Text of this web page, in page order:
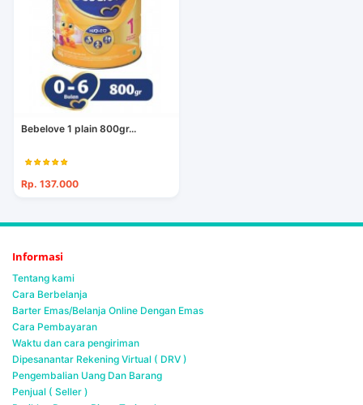
Bebelove 1 plain 800gr...
Rp. 137.000
Informasi
Tentang kami
Cara Berbelanja
Barter Emas/Belanja Online Dengan Emas
Cara Pembayaran
Waktu dan cara pengiriman
Dipesanantar Rekening Virtual ( DRV )
Pengembalian Uang Dan Barang
Penjual ( Seller )